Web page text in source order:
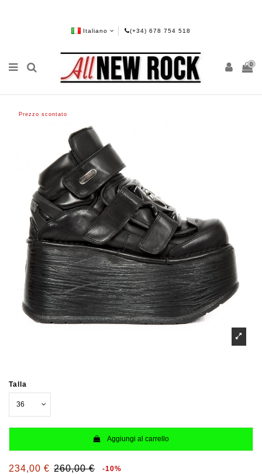
Italiano (+34) 678 754 518
0
Prezzo scontato
Talla
Aggiungi al carrello
234,00 € 260,00 € -10%